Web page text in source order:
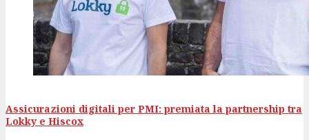
Assicurazioni digitali per PMI: premiata la partnership tra
Lokky e Hiscox